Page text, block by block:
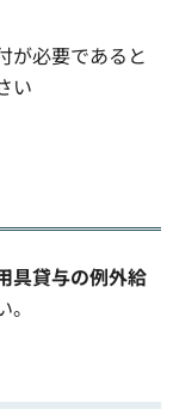
が必要であると
い
具貸与の例外給